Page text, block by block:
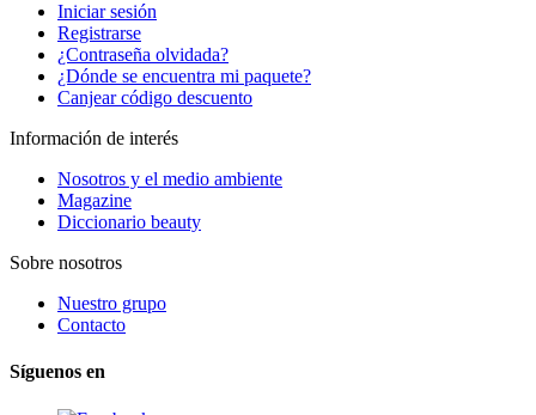
Iniciar sesión
Registrarse
¿Contraseña olvidada?
¿Dónde se encuentra mi paquete?
Canjear código descuento
Información de interés
Nosotros y el medio ambiente
Magazine
Diccionario beauty
Sobre nosotros
Nuestro grupo
Contacto
Síguenos en